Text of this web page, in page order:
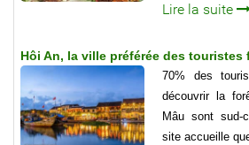
Lire la suite
Hôi An, la ville préférée des touristes
70% des
découvrir la
Mâu sont sud-
site accueille